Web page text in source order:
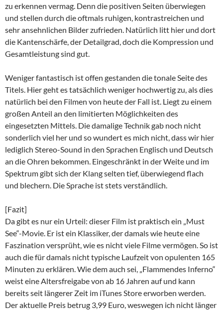
zu erkennen vermag. Denn die positiven Seiten überwiegen
und stellen durch die oftmals ruhigen, kontrastreichen und
sehr ansehnlichen Bilder zufrieden. Natürlich litt hier und dort
die Kantenschärfe, der Detailgrad, doch die Kompression und
Gesamtleistung sind gut.
Weniger fantastisch ist offen gestanden die tonale Seite des
Titels. Hier geht es tatsächlich weniger hochwertig zu, als dies
natürlich bei den Filmen von heute der Fall ist. Liegt zu einem
großen Anteil an den limitierten Möglichkeiten des
eingesetzten Mittels. Die damalige Technik gab noch nicht
sonderlich viel her und so wundert es mich nicht, dass wir hier
lediglich Stereo-Sound in den Sprachen Englisch und Deutsch
an die Ohren bekommen. Eingeschränkt in der Weite und im
Spektrum gibt sich der Klang selten tief, überwiegend flach
und blechern. Die Sprache ist stets verständlich.
[Fazit]
Da gibt es nur ein Urteil: dieser Film ist praktisch ein „Must
See“-Movie. Er ist ein Klassiker, der damals wie heute eine
Faszination versprüht, wie es nicht viele Filme vermögen. So ist
auch die für damals nicht typische Laufzeit von opulenten 165
Minuten zu erklären. Wie dem auch sei, „Flammendes Inferno“
weist eine Altersfreigabe von ab 16 Jahren auf und kann
bereits seit längerer Zeit im iTunes Store erworben werden.
Der aktuelle Preis betrug 3,99 Euro, weswegen ich nicht länger